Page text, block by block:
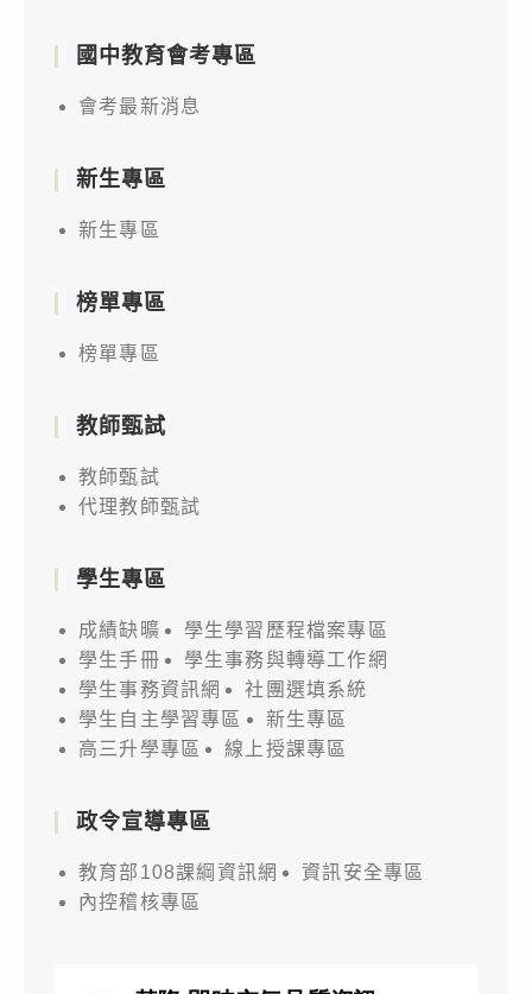
國中教育會考專區
會考最新消息
新生專區
新生專區
榜單專區
榜單專區
教師甄試
教師甄試
代理教師甄試
學生專區
成績缺曠
學生學習歷程檔案專區
學生手冊
學生事務與轉導工作網
學生事務資訊網
社團選填系統
學生自主學習專區
新生專區
高三升學專區
線上授課專區
政令宣導專區
教育部108課綱資訊網
資訊安全專區
內控稽核專區